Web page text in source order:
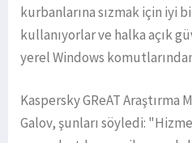
kurbanlarına sızmak için iyi
kullanıyorlar ve halka açık
yerel Windows
Kaspersky GReAT Araştırma
Galov, şunları söyledi: